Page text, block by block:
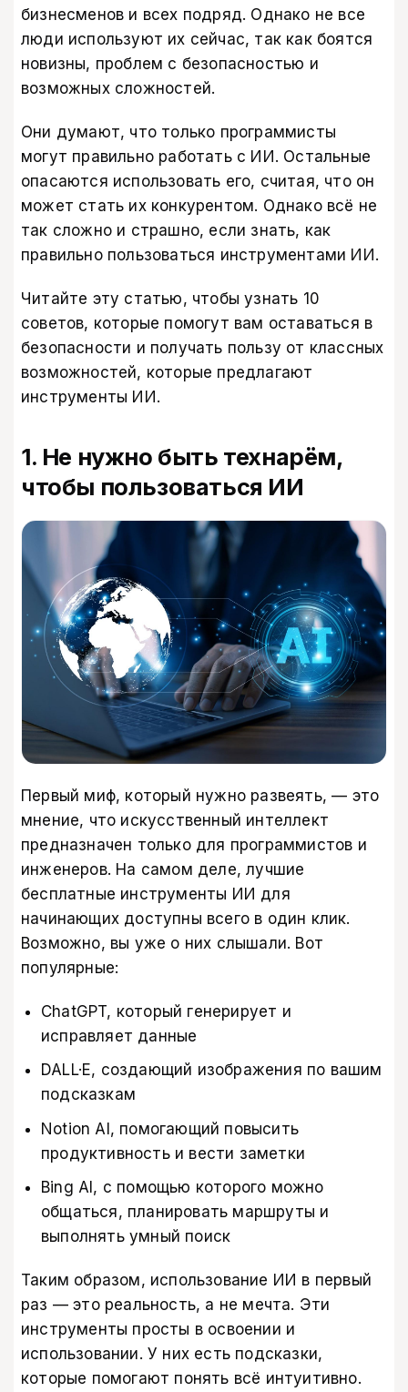
бизнесменов и всех подряд. Однако не все
люди используют их сейчас, так как боятся
новизны, проблем с безопасностью и
возможных сложностей.
Они думают, что только программисты
могут правильно работать с ИИ. Остальные
опасаются использовать его, считая, что он
может стать их конкурентом. Однако всё не
так сложно и страшно, если знать, как
правильно пользоваться инструментами ИИ.
Читайте эту статью, чтобы узнать 10
советов, которые помогут вам оставаться в
безопасности и получать пользу от классных
возможностей, которые предлагают
инструменты ИИ.
1. Не нужно быть технарём,
чтобы пользоваться ИИ
Первый миф, который нужно развеять, — это
мнение, что искусственный интеллект
предназначен только для программистов и
инженеров. На самом деле, лучшие
бесплатные инструменты ИИ для
начинающих доступны всего в один клик.
Возможно, вы уже о них слышали. Вот
популярные:
ChatGPT, который генерирует и
исправляет данные
DALL·E, создающий изображения по вашим
подсказкам
Notion AI, помогающий повысить
продуктивность и вести заметки
Bing AI, с помощью которого можно
общаться, планировать маршруты и
выполнять умный поиск
Таким образом, использование ИИ в первый
раз — это реальность, а не мечта. Эти
инструменты просты в освоении и
использовании. У них есть подсказки,
которые помогают понять всё интуитивно.